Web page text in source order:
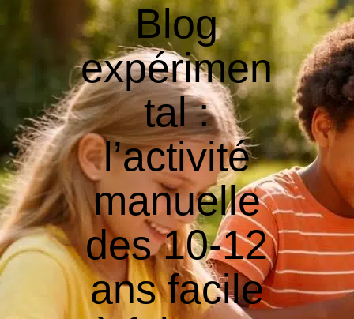
Blog
expérimen
tal :
l’activité
manuelle
des 10-12
ans facile